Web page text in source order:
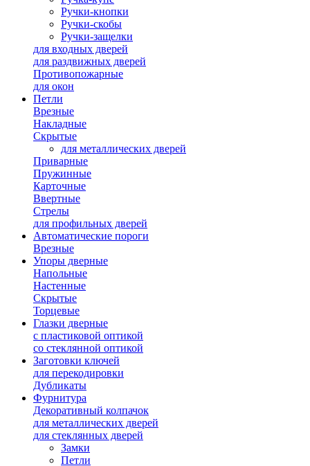
Ручки-кнопки
Ручки-скобы
Ручки-защелки
для входных дверей
для раздвижных дверей
Противопожарные
для окон
Петли
Врезные
Накладные
Скрытые
для металлических дверей
Приварные
Пружинные
Карточные
Ввертные
Стрелы
для профильных дверей
Автоматические пороги
Врезные
Упоры дверные
Напольные
Настенные
Скрытые
Торцевые
Глазки дверные
с пластиковой оптикой
со стеклянной оптикой
Заготовки ключей
для перекодировки
Дубликаты
Фурнитура
Декоративный колпачок
для металлических дверей
для стеклянных дверей
Замки
Петли